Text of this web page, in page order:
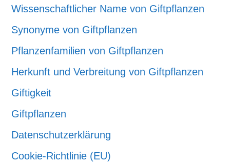
Wissenschaftlicher Name von Giftpflanzen
Synonyme von Giftpflanzen
Pflanzenfamilien von Giftpflanzen
Herkunft und Verbreitung von Giftpflanzen
Giftigkeit
Giftpflanzen
Datenschutzerklärung
Cookie-Richtlinie (EU)